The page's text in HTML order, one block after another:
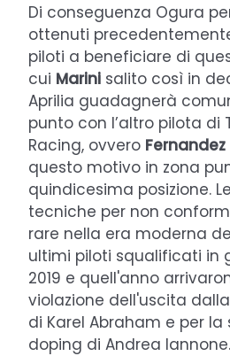
Di conseguenza Ogura
ottenuti
piloti a beneficiare di
cui Marini salito così in
Aprilia guadagnerà
punto con l’altro pilota di
Racing, ovvero Fernandez
questo motivo in zona
quindicesima posizione.
tecniche per non
rare nella era moderna
ultimi piloti squalificati in
2019 e quell'anno
violazione dell'uscita
di Karel Abraham e per
doping di Andrea Iannone.